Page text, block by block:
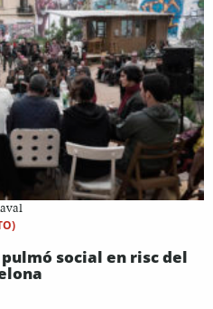
social en risc del